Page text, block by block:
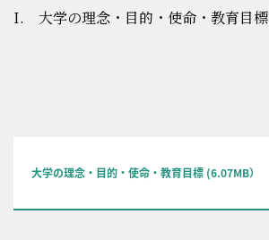
I. 大学の理念・目的・使命・教育目標
大学の理念・目的・使命・教育目標 (6.07MB）